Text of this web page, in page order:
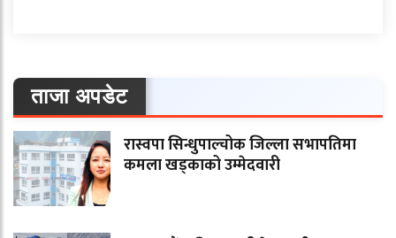
ताजा अपडेट
रास्वपा सिन्धुपाल्चोक जिल्ला सभापतिमा
कमला खड्काको उम्मेदवारी